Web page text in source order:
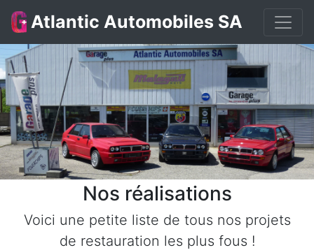
Atlantic Automobiles SA
Nos réalisations
Voici une petite liste de tous nos projets
de restauration les plus fous !